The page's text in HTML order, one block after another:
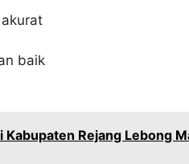
baik
Rejang Lebong